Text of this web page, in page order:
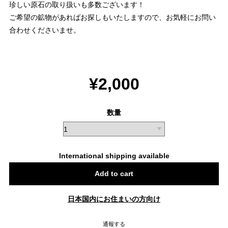
珍しい原石の取り扱いも多数ございます！
ご希望の鉱物があればお探しもいたしますので、お気軽にお問い
合わせくださいませ。
¥2,000
数量
International shipping available
Add to cart
日本国内にお住まいの方向け
通報する